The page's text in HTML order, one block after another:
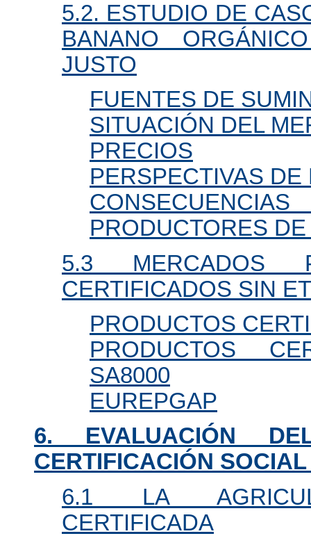
5.2. ESTUDIO DE
BANANO
JUSTO
FUENTES DE
SITUACIÓN DEL
PRECIOS
PERSPECTIVAS DE
PRODUCTORES
5.3 MERCADOS
CERTIFICADOS SIN
PRODUCTOS
PRODUCTOS
SA8000
EUREPGAP
6. EVALUACIÓN
CERTIFICACIÓN
6.1 LA
CERTIFICADA